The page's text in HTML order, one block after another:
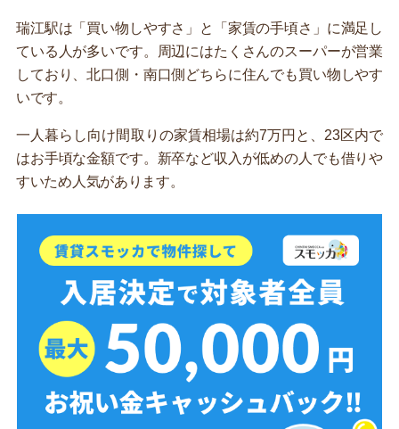
瑞江駅は「買い物しやすさ」と「家賃の手頃さ」に満足し
ている人が多いです。周辺にはたくさんのスーパーが営業
しており、北口側・南口側どちらに住んでも買い物しやす
いです。
一人暮らし向け間取りの家賃相場は約7万円と、23区内で
はお手頃な金額です。新卒など収入が低めの人でも借りや
すいため人気があります。